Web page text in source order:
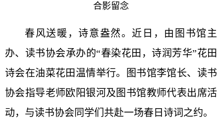
合影留念
春风送暖，诗意盎然。近日，由图书馆主
办、读书协会承办的“春染花田，诗润芳华”花田
诗会在油菜花田温情举行。图书馆李馆长、读书
协会指导老师欧阳银河及图书馆教师代表出席活
动，与读书协会同学们共赴一场春日诗词之约。